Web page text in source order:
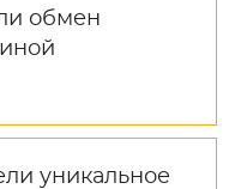
обмен
уникальное